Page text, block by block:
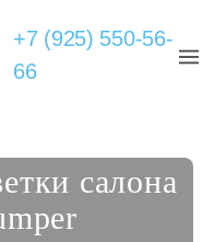
+7 (925) 550-56-
66
салона